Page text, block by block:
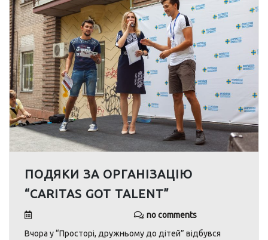
ПОДЯКИ ЗА ОРГАНІЗАЦІЮ
“CARITAS GOT TALENT”
no comments
Вчора у “Просторі, дружньому до дітей” відбувся